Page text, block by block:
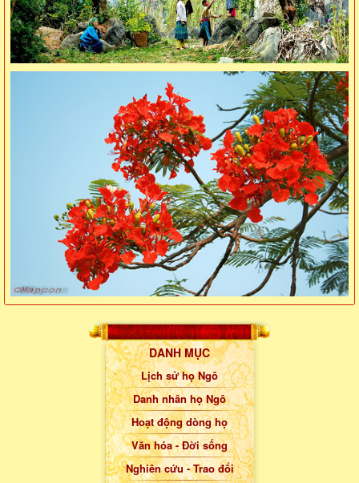
DANH MỤC
Lịch sử họ Ngô
Danh nhân họ Ngô
Hoạt động dòng họ
Văn hóa - Đời sống
Nghiên cứu - Trao đổi